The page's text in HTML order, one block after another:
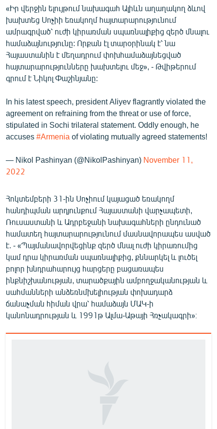
ԲԱՆԱՎԵՃ
ՁԳՏԵԼՈՎ ԼԱՎԱԳՈՒՅՆԻՆ
ՓՈԴՔԱՍԹ
Հայերեն
Русский
ՀԵՏԵՎԵՔ ՄԵԶ
«Ազատության» բոլոր կայքերը
«Իր վերջին ելույթում նախագահ Ալիևն աղաղակող ձևով
խախտեց Սոչիի եռակողմ հայտարարությունում
ամրագրված՝ ուժի կիրառման սպառնալիքից զերծ մնալու
համաձայնությունը: Որքան էլ տարօրինակ է՝ նա
Հայաստանին է մեղադրում փոխհամաձայնեցված
հայտարարությունները խախտելու մեջ», - Թվիթերում
գրում է Նիկոլ Փաշինյանը:
In his latest speech, president Aliyev flagrantly violated the
agreement on refraining from the threat or use of force,
stipulated in Sochi trilateral statement. Oddly enough, he
accuses #Armenia of violating mutually agreed statements!
— Nikol Pashinyan (@NikolPashinyan) November 11,
2022
Հոկտեմբերի 31-ին Սոչիում կայացած եռակողմ
հանդիպման արդյունքում Հայաստանի վարչապետի,
Ռուսաստանի և Ադրբեջանի նախագահների ընդունած
համատեղ հայտարարությունում մասնավորապես ասված
է. - «Պայմանավորվեցինք զերծ մնալ ուժի կիրառումից
կամ դրա կիրառման սպառնալիքից, քննարկել և լուծել
բոլոր խնդրահարույց հարցերը բացառապես
ինքնիշխանության, տարածքային ամբողջականության և
սահմանների անձեռնմխելիության փոխադարձ
ճանաչման հիման վրա՝ համաձայն ՄԱԿ-ի
կանոնադրության և 1991թ Ալմա-Աթայի Հռչակագրի»։